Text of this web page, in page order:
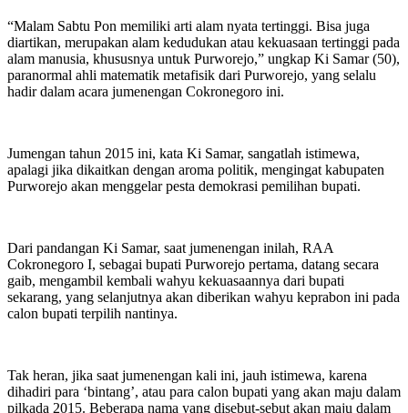
“Malam Sabtu Pon memiliki arti alam nyata tertinggi. Bisa juga
diartikan, merupakan alam kedudukan atau kekuasaan tertinggi pada
alam manusia, khususnya untuk Purworejo,” ungkap Ki Samar (50),
paranormal ahli matematik metafisik dari Purworejo, yang selalu
hadir dalam acara jumenengan Cokronegoro ini.
Jumengan tahun 2015 ini, kata Ki Samar, sangatlah istimewa,
apalagi jika dikaitkan dengan aroma politik, mengingat kabupaten
Purworejo akan menggelar pesta demokrasi pemilihan bupati.
Dari pandangan Ki Samar, saat jumenengan inilah, RAA
Cokronegoro I, sebagai bupati Purworejo pertama, datang secara
gaib, mengambil kembali wahyu kekuasaannya dari bupati
sekarang, yang selanjutnya akan diberikan wahyu keprabon ini pada
calon bupati terpilih nantinya.
Tak heran, jika saat jumenengan kali ini, jauh istimewa, karena
dihadiri para ‘bintang’, atau para calon bupati yang akan maju dalam
pilkada 2015. Beberapa nama yang disebut-sebut akan maju dalam